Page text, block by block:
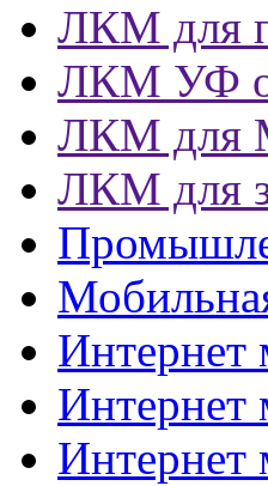
ЛКМ для
ЛКМ УФ
ЛКМ для
ЛКМ для
Интернет
Интернет
Интернет